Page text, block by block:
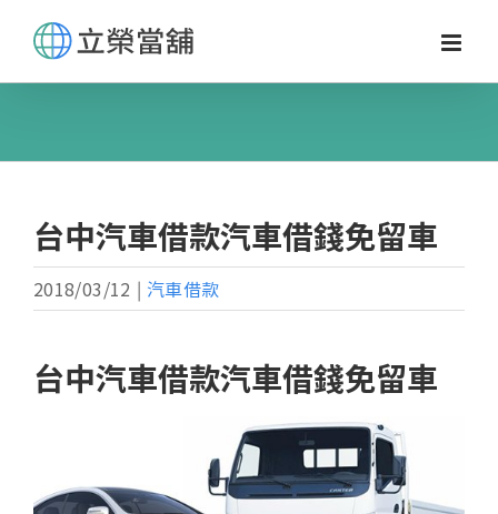
content
台中汽車借款汽車借錢免留車
2018/03/12 | 汽車借款
台中汽車借款汽車借錢免留車